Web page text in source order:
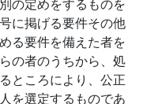
に掲げる要件その他
る要件を備えた者を
の者のうちから、処
ところにより、公正
を選定するものであ